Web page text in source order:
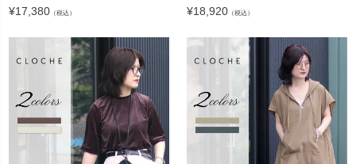
¥17,380 （税込） ¥18,920 （税込）